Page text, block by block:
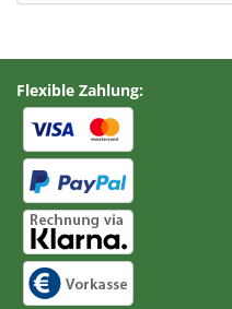
Flexible Zahlung: